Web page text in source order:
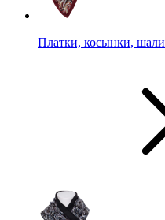
Платки, косынки, шали